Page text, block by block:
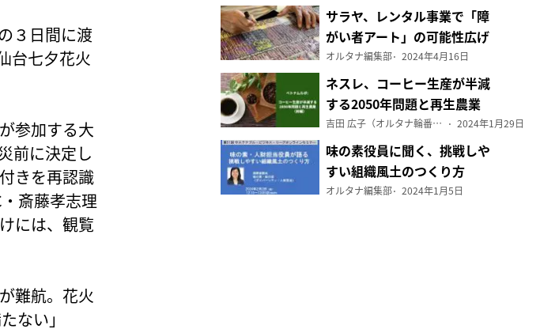
３日間に渡
台七夕花火
参加する大
前に決定し
きを再認識
斎藤孝志理
には、観覧
難航。花火
ない」
サラヤ、レンタル事業で「障
がい者アート」の可能性広げ
る
オルタナ編集部 2024年4月16日
ネスレ、コーヒー生産が半減
する2050年問題と再生農業
（前編）
吉田 広子（オルタナ輪番編集長） 2024年1月29日
味の素役員に聞く、挑戦しや
すい組織風土のつくり方
オルタナ編集部 2024年1月5日